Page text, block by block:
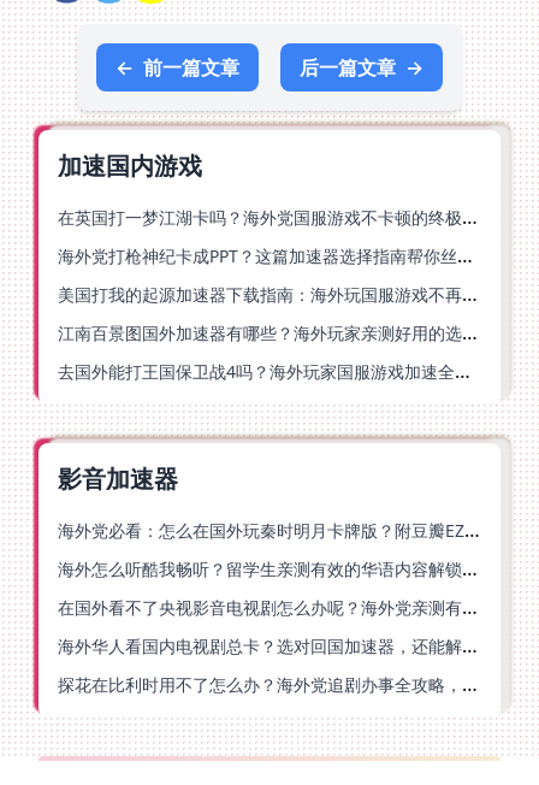
← 前一篇文章 后一篇文章 →
加速国内游戏
在英国打一梦江湖卡吗？海外党国服游戏不卡顿的终极解法
海外党打枪神纪卡成PPT？这篇加速器选择指南帮你丝滑上分
美国打我的起源加速器下载指南：海外玩国服游戏不再卡的终极方案
江南百景图国外加速器有哪些？海外玩家亲测好用的选择与避坑指南
去国外能打王国保卫战4吗？海外玩家国服游戏加速全攻略（附公主连结幻想江湖实测）
影音加速器
海外党必看：怎么在国外玩秦时明月卡牌版？附豆瓣EZCast地区限制破解法
海外怎么听酷我畅听？留学生亲测有效的华语内容解锁指南
在国外看不了央视影音电视剧怎么办呢？海外党亲测有效的回国加速方案
海外华人看国内电视剧总卡？选对回国加速器，还能解决菲律宾打不开反诈中心的问题
探花在比利时用不了怎么办？海外党追剧办事全攻略，选对加速器就够了